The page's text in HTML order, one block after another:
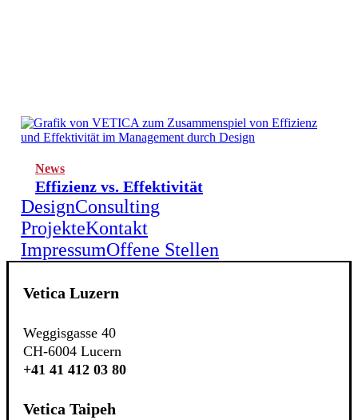
News
Effizienz vs. Effektivität
DesignConsulting
ProjekteKontakt
ImpressumOffene Stellen
Vetica Luzern
Weggisgasse 40
CH-6004 Lucern
+41 41 412 03 80
Vetica Taipeh